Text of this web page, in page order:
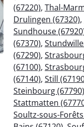
(67220), Thal-
Drulingen (67320),
Sundhouse
(67370),
(67290),
(67100),
(67140), Still
Steinbourg (67790)
Stattmatten
Soultz-sous-